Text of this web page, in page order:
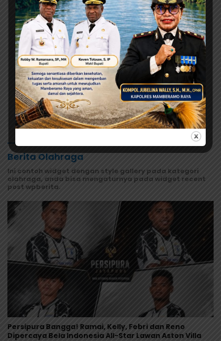
Agustus 10, 2026
Akses Jalan Ravenirara Mulai
Dibuka, Pemuda Siap Kawal
Program Pemkab Jayapura
Agustus 10, 2026
Kenalkan OSS Sejak Dini, DPM-PTSP
Jayapura Gelar Lomba Mewarnai
untuk 200 Anak
Selengkapnya
Berita Olahraga
Ini contoh widget dengan style gallery pada kategori
olahraga, anda bisa mengaturnya pada widget recent
post wpberita.
Persipura Bangga! Ramai, Kelly, Febri dan Reno
Dipercaya Bela Indonesia All-Star Lawan Aston Villa